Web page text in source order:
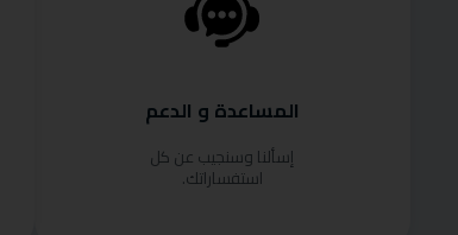
المساعدة و الدعم
إسألنا وسنجيب عن كل
استفساراتك.